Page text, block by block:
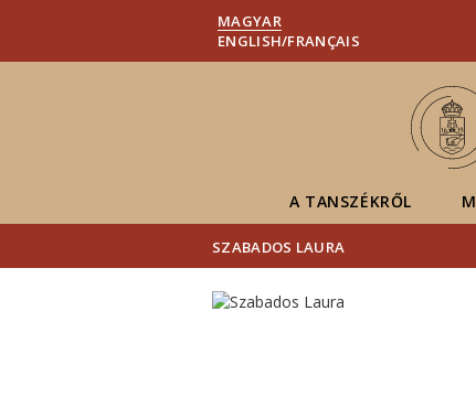
MAGYAR
ENGLISH/FRANÇAIS
A TANSZÉKRŐL
SZABADOS LAURA